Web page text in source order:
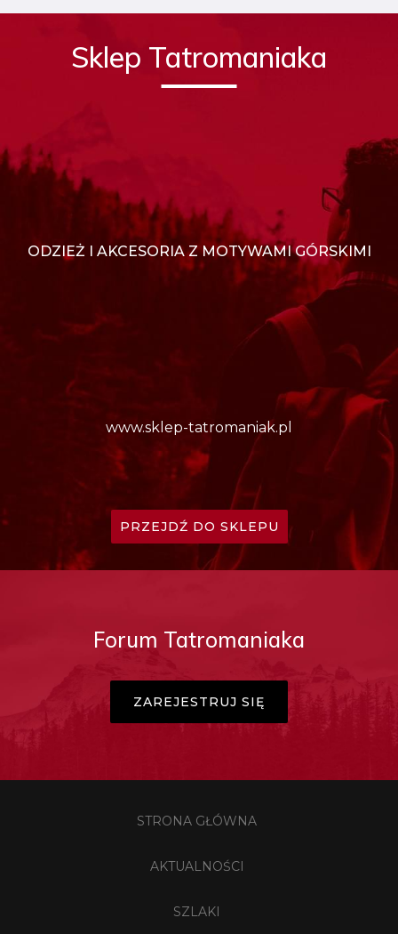
Sklep Tatromaniaka
ODZIEŻ I AKCESORIA Z MOTYWAMI GÓRSKIMI
www.sklep-tatromaniak.pl
PRZEJDŹ DO SKLEPU
Forum Tatromaniaka
ZAREJESTRUJ SIĘ
STRONA GŁÓWNA
AKTUALNOŚCI
SZLAKI